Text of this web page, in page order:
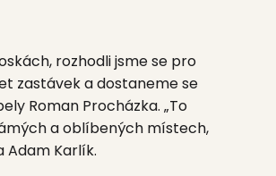
rozhodli jsme se pro
zastávek a dostaneme se
Roman Procházka. „To
a oblíbených místech,
Adam Karlík.